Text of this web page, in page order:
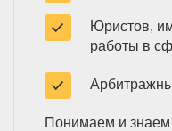
Юристов,
работы в
Понимаем и знаем